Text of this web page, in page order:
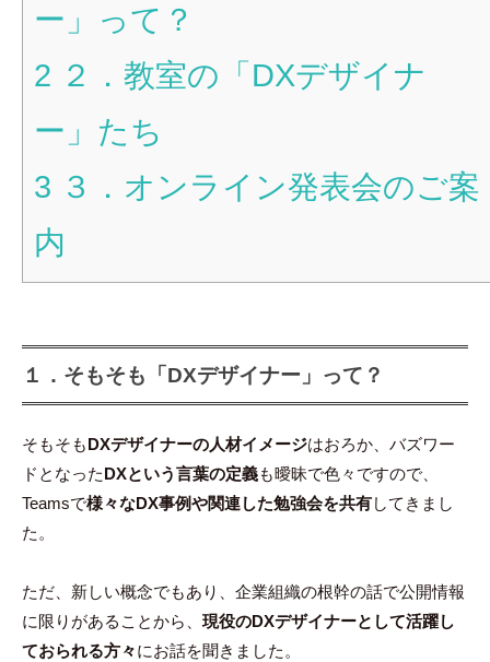
ー」って？
2 ２．教室の「DXデザイナ
ー」たち
3 ３．オンライン発表会のご案
内
１．そもそも「DXデザイナー」って？
そもそも DXデザイナーの人材イメージはおろか、バズワー
ドとなった DXという言葉の定義も曖昧で色々ですので、
Teamsで様々なDX事例や関連した勉強会を共有してきまし
た。
ただ、新しい概念でもあり、企業組織の根幹の話で公開情報
に限りがあることから、 現役のDXデザイナーとして活躍し
ておられる方々にお話を聞きました。